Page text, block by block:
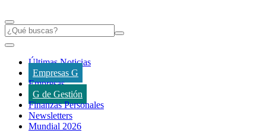
Últimas Noticias
Empresas G
Empresas
G de Gestión
Finanzas Personales
Newsletters
Mundial 2026